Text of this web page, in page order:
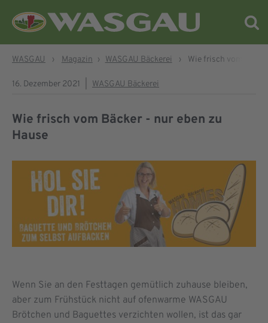
WASGAU › Magazin › WASGAU Bäckerei › Wie frisch vom
16. Dezember 2021 WASGAU Bäckerei
Wie frisch vom Bäcker - nur eben zu
Hause
Wenn Sie an den Festtagen gemütlich zuhause bleiben,
aber zum Frühstück nicht auf ofenwarme WASGAU
Brötchen und Baguettes verzichten wollen, ist das gar